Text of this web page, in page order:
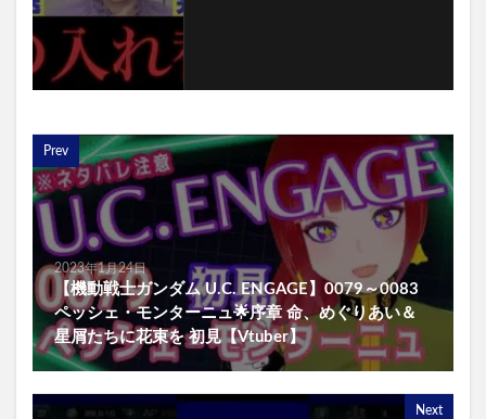
Prev
2023年1月24日
【機動戦士ガンダム U.C. ENGAGE】0079～0083
ペッシェ・モンターニュ🌟序章 命、めぐりあい＆
星屑たちに花束を 初見【Vtuber】
Next